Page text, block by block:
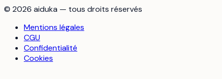
© 2026 aiduka — tous droits réservés
Mentions légales
CGU
Confidentialité
Cookies